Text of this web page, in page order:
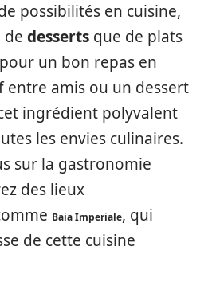
possibilités en cuisine,
de desserts que de plats
un bon repas en
amis ou un dessert
ingrédient polyvalent
les envies culinaires.
sur la gastronomie
des lieux
Baia Imperiale, qui
de cette cuisine